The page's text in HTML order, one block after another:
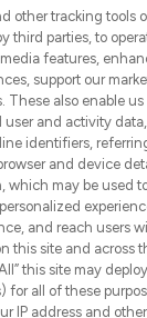
is de
van
van meer dan
of via de
verzending vanaf
Cookie-
Sell or Share
Information
&
other tracking tools
third parties, to
features,
support our
These also enable
user and activity
identifiers,
and device
which may be used
and reach users
this site and across
this site may
for all of these
IP address and